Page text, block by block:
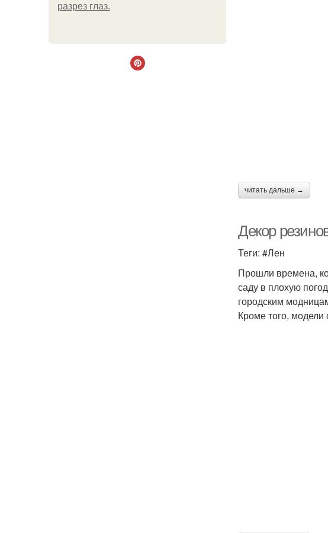
разрез глаз.
читать дальше →
Декор
Теги: #Лен
Прошли времена,
саду в плохую
городским
Кроме того,